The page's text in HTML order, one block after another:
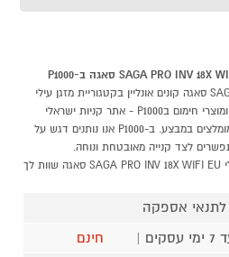
מזגן עילי SAGA PRO INV 18X WIFI EU סאגה קונים אונליין בקטגוריית מזגן עילי
אינוורטר במחלקת מזגנים מאווררים ומוצרי חימום בP1000 - אתר קניות ישראלי
בטוח, משתלם ונוח המציע מוצרים מומלצים במבצע. ב-P1000 אנו נותנים דגש על
לצד קנייה מאובטחת ונוחה.
אצלנו, קניות באינטרנט של מזגן עילי SAGA PRO INV 18X WIFI EU סאגה שוות לך
לתנאי אספקה
|
חינם